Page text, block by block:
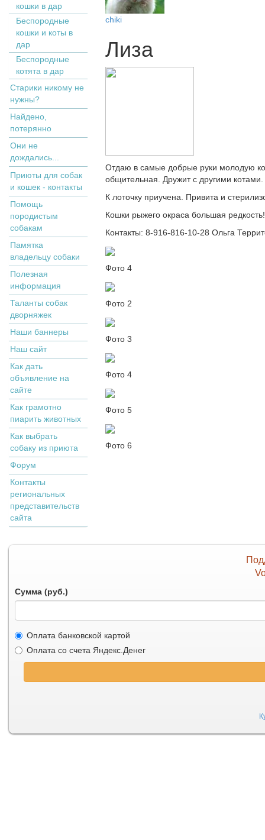
кoшки в дaр
Бecпopoдныe
кoшки и коты в
дap
Беспородные
котята в дар
Старики никому не
нужны?
Найдено,
потерянно
Они не
дождались...
Приюты для собак
и кошек - контакты
Помощь
породистым
собакам
Памятка
владельцу собаки
Полезная
информация
Таланты собак
дворняжек
Наши баннеры
Наш сайт
Как дать
объявление на
сайте
Как грамотно
пиарить животных
Как выбрать
собаку из приюта
Форум
Контакты
региональных
представительств
сайта
chiki
Лиза
Отдаю в самые добрые руки молодую
общительная. Дружит с другими
К лоточку приучена. Привита и
Кошки рыжего окраса большая
Контакты: 8-916-816-10-28 Ольга
Фото 4
Фото 2
Фото 3
Фото 4
Фото 5
Фото 6
Сумма (руб.)
Оплата банковской картой
Оплата со счета Яндекс.Денег